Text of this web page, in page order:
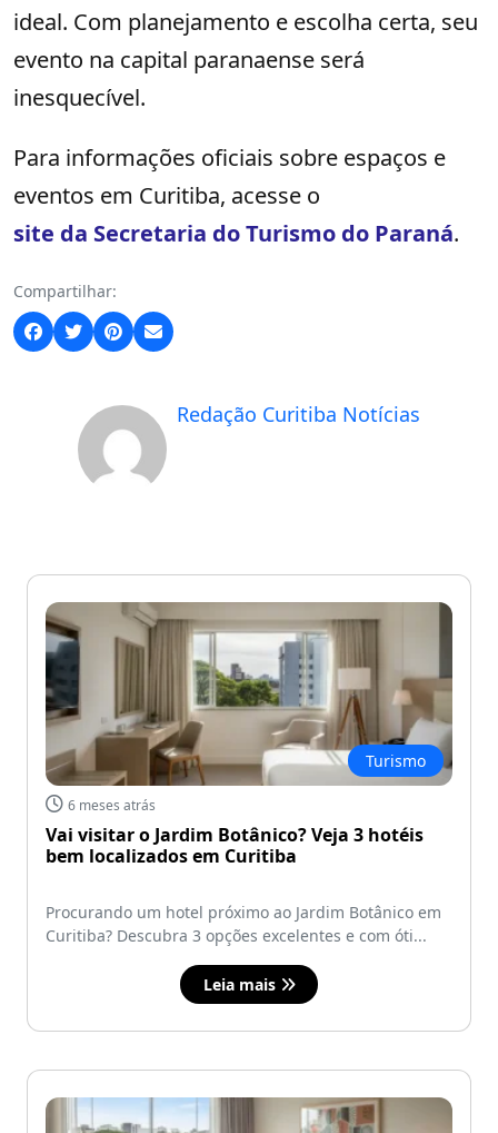
ideal. Com planejamento e escolha certa, seu
evento na capital paranaense será
inesquecível.
Para informações oficiais sobre espaços e
eventos em Curitiba, acesse o
site da Secretaria do Turismo do Paraná.
Compartilhar:
Redação Curitiba Notícias
Turismo
6 meses atrás
Vai visitar o Jardim Botânico? Veja 3 hotéis
bem localizados em Curitiba
Procurando um hotel próximo ao Jardim Botânico em
Curitiba? Descubra 3 opções excelentes e com óti...
Leia mais